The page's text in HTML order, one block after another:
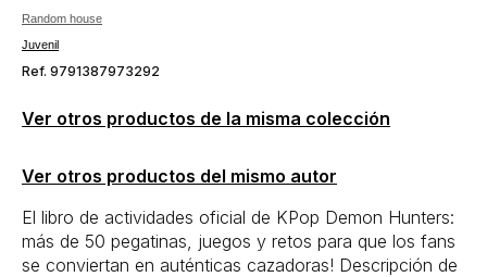
Random house
Juvenil
Ref. 9791387973292
Ver otros productos de la misma colección
Ver otros productos del mismo autor
El libro de actividades oficial de KPop Demon Hunters:
más de 50 pegatinas, juegos y retos para que los fans
se conviertan en auténticas cazadoras! Descripción de